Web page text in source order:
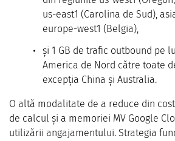
us-east1 (Carolina de Sud),
europe-west1 (Belgia),
și 1 GB de trafic outbound pe
America de Nord către toate
excepția China și Australia.
O altă modalitate de a reduce din
de calcul și a memoriei MV Google
utilizării angajamentului. Strategia